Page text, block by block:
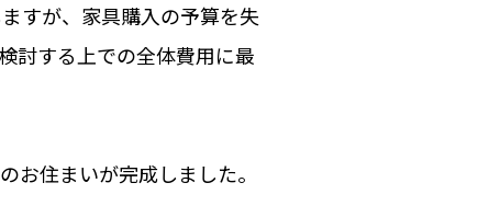
すが、家具購入の予算を失
討する上での全体費用に最
お住まいが完成しました。